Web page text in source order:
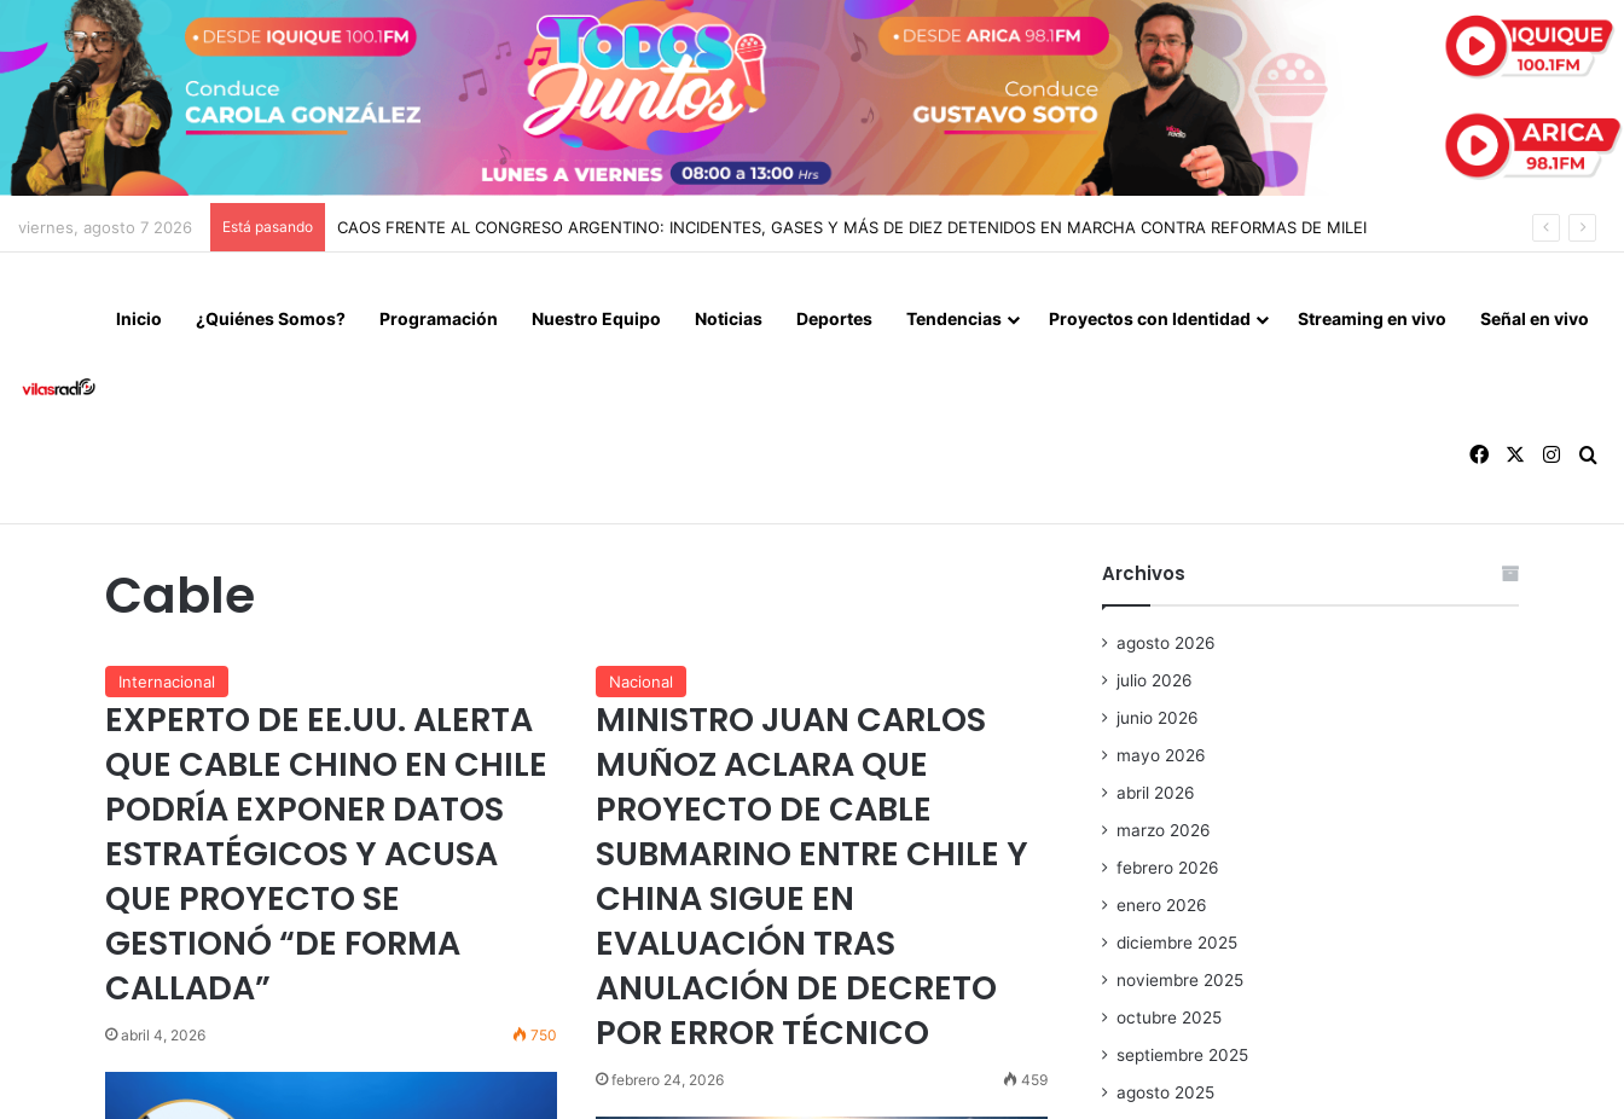
viernes, agosto 7 2026 Está pasando CHILE Y VENEZUELA OFICIALIZAN EL REINICIO DE RELACIONES CONSULARES Y AVANZAN HACIA LA NORMALIZACIÓN DE VÍNCULOS BILATERALES
Inicio ¿Quiénes Somos? Programación Nuestro Equipo Noticias Deportes Tendencias Proyectos con Identidad Streaming en vivo Señal en vivo
Facebook
Cable
Internacional
EXPERTO DE EE.UU. ALERTA
QUE CABLE CHINO EN CHILE
PODRÍA EXPONER DATOS
ESTRATÉGICOS Y ACUSA
QUE PROYECTO SE
GESTIONÓ “DE FORMA
CALLADA”
abril 4, 2026 750
Nacional
MINISTRO JUAN CARLOS
MUÑOZ ACLARA QUE
PROYECTO DE CABLE
SUBMARINO ENTRE CHILE Y
CHINA SIGUE EN
EVALUACIÓN TRAS
ANULACIÓN DE DECRETO
POR ERROR TÉCNICO
febrero 24, 2026 459
Archivos
agosto 2026
julio 2026
junio 2026
mayo 2026
abril 2026
marzo 2026
febrero 2026
enero 2026
diciembre 2025
noviembre 2025
octubre 2025
septiembre 2025
agosto 2025